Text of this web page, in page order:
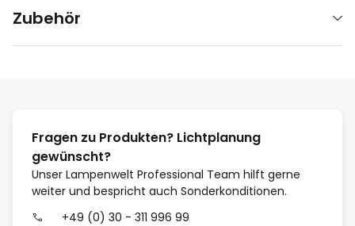
Zubehör
Fragen zu Produkten? Lichtplanung
gewünscht?
Unser Lampenwelt Professional Team hilft gerne
weiter und bespricht auch Sonderkonditionen.
+49 (0) 30 - 311 996 99